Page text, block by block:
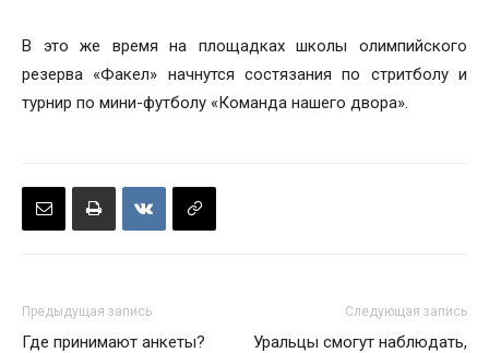
В это же время на площадках школы олимпийского
резерва «Факел» начнутся состязания по стритболу и
турнир по мини-футболу «Команда нашего двора».
Предыдущая запись
Где принимают анкеты?
Следующая запись
Уральцы смогут наблюдать,